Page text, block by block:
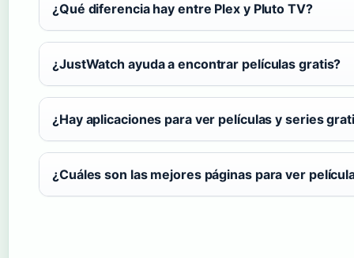
¿Qué diferencia hay entre Plex y Pluto TV?
¿JustWatch ayuda a encontrar películas gratis?
¿Hay aplicaciones para ver películas y series
¿Cuáles son las mejores páginas para ver